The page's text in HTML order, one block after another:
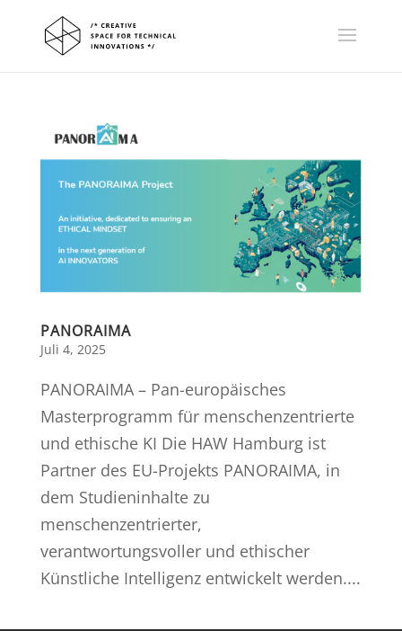
PANORAIMA
Juli 4, 2025
PANORAIMA – Pan-europäisches
Masterprogramm für menschenzentrierte
und ethische KI Die HAW Hamburg ist
Partner des EU-Projekts PANORAIMA, in
dem Studieninhalte zu
menschenzentrierter,
verantwortungsvoller und ethischer
Künstliche Intelligenz entwickelt werden....